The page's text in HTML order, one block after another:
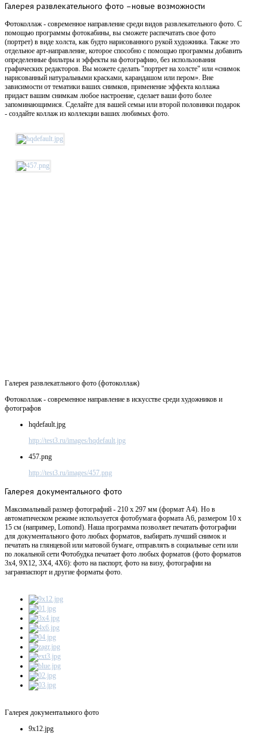
Галерея развлекательного фото –новые возможности
Фотоколлаж - современное направление среди видов развлекательного фото. С
помощью программы фотокабины, вы сможете распечатать свое фото
(портрет) в виде холста, как будто нарисованного рукой художника. Также это
отдельное арт-направление, которое способно с помощью программы добавить
определенные фильтры и эффекты на фотографию, без использования
графических редакторов. Вы можете сделать "портрет на холсте" или «снимок
нарисованный натуральными красками, карандашом или пером». Вне
зависимости от тематики ваших снимков, применение эффекта коллажа
придаст вашим снимкам любое настроение, сделает ваши фото более
запоминающимися. Сделайте для вашей семьи или второй половинки подарок
- создайте коллаж из коллекции ваших любимых фото.
Галерея развлекатльного фото (фотоколлаж)
Фотоколлаж - современное направление в искусстве среди художников и
фотографов
hqdefault.jpg
http://test3.ru/images/hqdefault.jpg
457.png
http://test3.ru/images/457.png
Галерея документального фото
Максимальный размер фотографий - 210 х 297 мм (формат А4). Но в
автоматическом режиме используется фотобумага формата А6, размером 10 х
15 см (например, Lomond). Наша программа позволяет печатать фотографии
для документального фото любых форматов, выбирать лучший снимок и
печатать на глянцевой или матовой бумаге, отправлять в социальные сети или
по локальной сети Фотобудка печатает фото любых форматов (фото форматов
3х4, 9X12, 3X4, 4X6): фото на паспорт, фото на визу, фотографии на
загранпаспорт и другие форматы фото.
Галерея документального фото
9x12.jpg